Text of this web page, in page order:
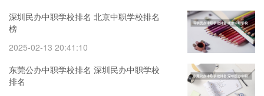
深圳民办中职学校排名 北京中职学校排名
榜
2025-02-13 20:41:10
东莞公办中职学校排名 深圳民办中职学校
排名